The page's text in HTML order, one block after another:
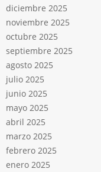
diciembre 2025
noviembre 2025
octubre 2025
septiembre 2025
agosto 2025
julio 2025
junio 2025
mayo 2025
abril 2025
marzo 2025
febrero 2025
enero 2025